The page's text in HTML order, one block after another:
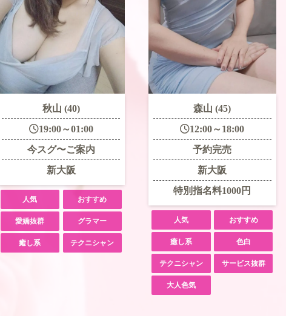
秋山 (40)
19:00～01:00
今スグ〜ご案内
新大阪
人気 おすすめ
愛嬌抜群 グラマー
癒し系 テクニシャン
森山 (45)
12:00～18:00
予約完売
新大阪
特別指名料1000円
人気 おすすめ
癒し系 色白
テクニシャン サービス抜群
大人色気